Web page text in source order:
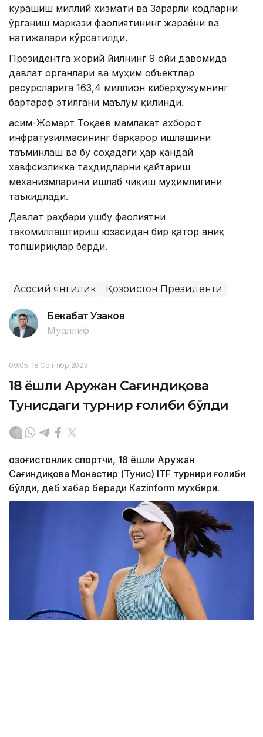
курашиш миллий хизмати ва Зарарли кодларни
ўрганиш маркази фаолиятининг жараёни ва
натижалари кўрсатилди.
Президентга жорий йилнинг 9 ойи давомида
давлат органлари ва муҳим объектлар
ресурсларига 163,4 миллион киберҳужумнинг
бартараф этилгани маълум қилинди.
Қасим-Жомарт Тоқаев мамлакат ахборот
инфратузилмасининг барқарор ишлашини
таъминлаш ва бу соҳадаги ҳар қандай
хавфсизликка таҳдидларни қайтариш
механизмларини ишлаб чиқиш муҳимлигини
таъкидлади.
Давлат раҳбари ушбу фаолиятни
такомиллаштириш юзасидан бир қатор аниқ
топшириқлар берди.
Асосий янгилик Қозоғистон Президенти
Бекабат Узаков
Муаллиф
09:05, 18 Сентябр 2023
18 ёшли Аружан Сағиндиқова
Тунисдаги турнир ғолиби бўлди
Қозоғистонлик спортчи, 18 ёшли Аружан
Сағиндиқова Монастир (Тунис) ITF турнири ғолиби
бўлди, деб хабар беради Каzinform мухбири.